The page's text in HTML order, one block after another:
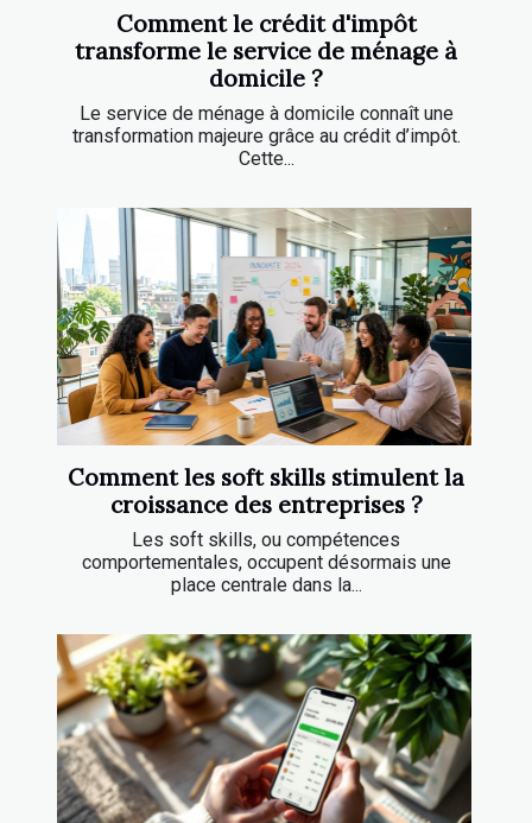
Comment le crédit d'impôt
transforme le service de ménage à
domicile ?
Le service de ménage à domicile connaît une
transformation majeure grâce au crédit d’impôt.
Cette...
Comment les soft skills stimulent la
croissance des entreprises ?
Les soft skills, ou compétences
comportementales, occupent désormais une
place centrale dans la...